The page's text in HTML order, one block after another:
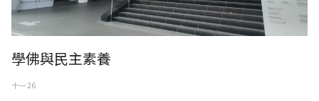
學佛與民主素養
十一 26